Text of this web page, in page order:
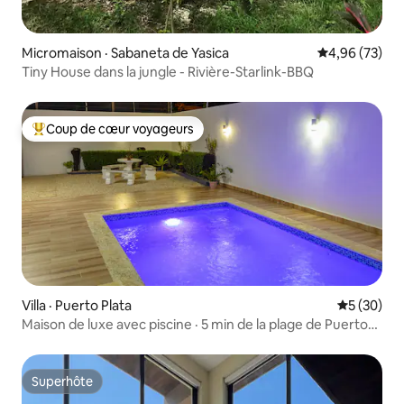
Micromaison · Sabaneta de Yasica Note
4,96 (73)
Tiny House dans la jungle - Rivière-Starlink-BBQ
Coup de cœur voyageurs parmi les plus aimés
Coup de cœur voyageurs
Villa · Puerto Plata Note
5 (30)
Maison de luxe avec piscine · 5 min de la plage de Puerto
Superhôte
Superhôte